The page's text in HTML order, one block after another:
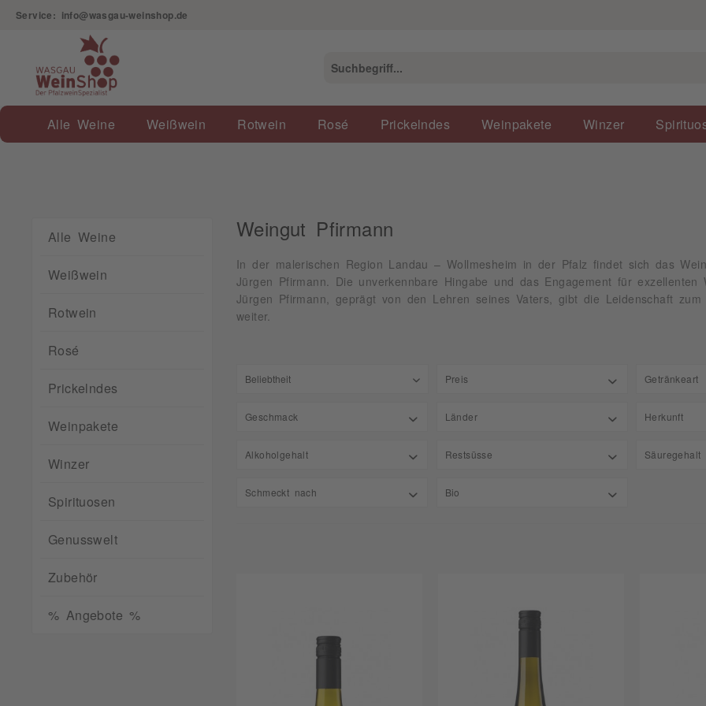
Service: info@wasgau-weinshop.de
Alle Weine Weißwein Rotwein Rosé Prickelndes Weinpakete Winzer
Alle Weine
Weißwein
Rotwein
Rosé
Prickelndes
Weinpakete
Winzer
Spirituosen
Genusswelt
Zubehör
% Angebote %
Weingut Pfirmann
In der malerischen Region Landau – Wollmesheim in der Pfalz findet sich das
Jürgen Pfirmann. Die unverkennbare Hingabe und das Engagement für
Jürgen Pfirmann, geprägt von den Lehren seines Vaters, gibt die Leidenschaft
weiter.
Preis Getränkeart
Geschmack
feinherb
trocken
Länder
Deutschland
Herkunft
Pfalz
Alkoholgehalt
12,00
Restsüsse Säuregehalt
Schmeckt nach Bio